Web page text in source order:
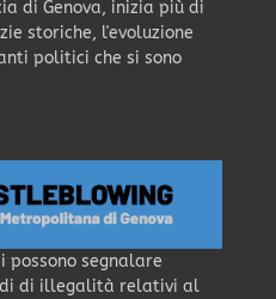
di Genova, inizia più di
storiche, l'evoluzione
politici che si sono
possono segnalare
di illegalità relativi al